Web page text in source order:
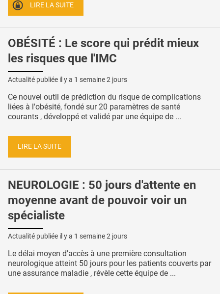
LIRE LA SUITE
OBÉSITÉ : Le score qui prédit mieux
les risques que l'IMC
Actualité publiée il y a 1 semaine 2 jours
Ce nouvel outil de prédiction du risque de complications
liées à l'obésité, fondé sur 20 paramètres de santé
courants , développé et validé par une équipe de ...
LIRE LA SUITE
NEUROLOGIE : 50 jours d'attente en
moyenne avant de pouvoir voir un
spécialiste
Actualité publiée il y a 1 semaine 2 jours
Le délai moyen d'accès à une première consultation
neurologique atteint 50 jours pour les patients couverts par
une assurance maladie , révèle cette équipe de ...